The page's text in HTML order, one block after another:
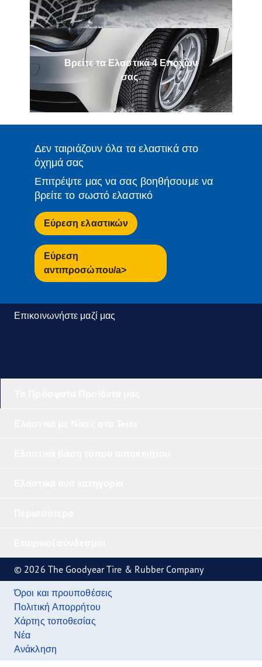
Βρείτε τα Ελαστικά 4 Εποχών
σας.
Δεν ταιριάζουν όλα τα ελαστικά στο
όχημά σας
Επιτρέψτε μας να σας βοηθήσουμε να
βρείτε το σωστό ελαστικό
Εύρεση ελαστικών
Εύρεση
αντιπροσώπου/a>
Επικοινωνήστε μαζί μας
© 2026 The Goodyear Tire & Rubber Company
Όροι και προυποθέσεις
Πολιτική Απορρήτου
Χάρτης τοποθεσίας
Νέα
Ανάκληση